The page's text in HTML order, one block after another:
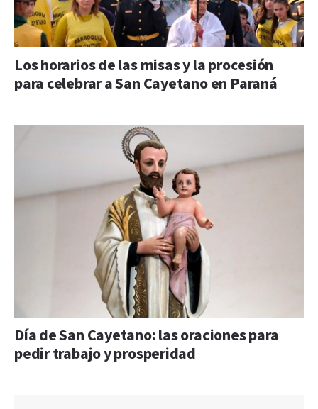
Los horarios de las misas y la procesión
para celebrar a San Cayetano en Paraná
Día de San Cayetano: las oraciones para
pedir trabajo y prosperidad